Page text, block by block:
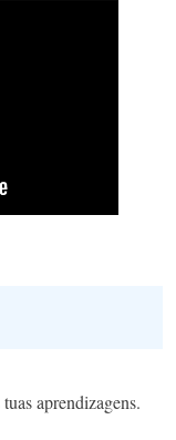
aprendizagens.